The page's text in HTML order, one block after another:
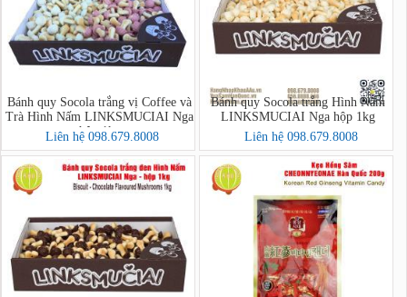
Bánh quy Socola trắng vị Coffee và
Trà Hình Nấm LINKSMUCIAI Nga
hộp 1kg
Liên hệ 098.679.8008
Bánh quy Socola trắng Hình Nấm
LINKSMUCIAI Nga hộp 1kg
Liên hệ 098.679.8008